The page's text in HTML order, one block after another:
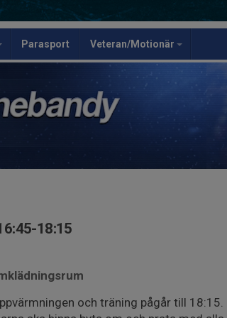
Parasport Veteran/Motionär
18:15
och träning pågår till 18:15.